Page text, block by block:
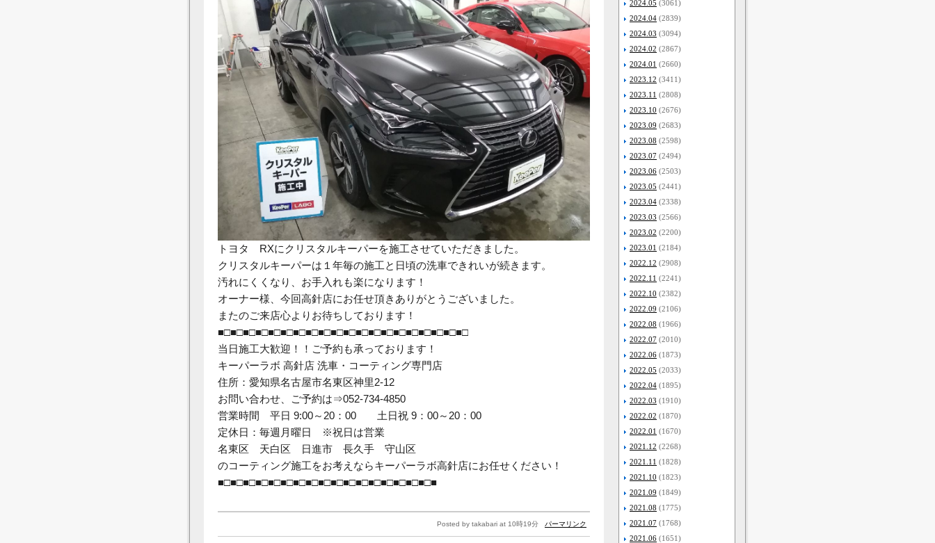
トヨタ RXにクリスタルキーパーを施工させていただきました。
クリスタルキーパーは１年毎の施工と日頃の洗車できれいが続きます。
汚れにくくなり、お手入れも楽になります！
オーナー様、今回高針店にお任せ頂きありがとうございました。
またのご来店心よりお待ちしております！
■□■□■□■□■□■□■□■□■□■□■□■□■□■□■□■□■□■□■□■□
当日施工大歓迎！！ご予約も承っております！
キーパーラボ 高針店 洗車・コーティング専門店
住所：愛知県名古屋市名東区神里2-12
お問い合わせ、ご予約は⇒052-734-4850
営業時間 平日 9:00～20：00 土日祝 9：00～20：00
定休日：毎週月曜日 ※祝日は営業
名東区 天白区 日進市 長久手 守山区
のコーティング施工をお考えならキーパーラボ高針店にお任せください！
■□■□■□■□■□■□■□■□■□■□■□■□■□■□■□■□■□■
Posted by takabari at 10時19分 パーマリンク
2024.05 (3061)
2024.04 (2839)
2024.03 (3094)
2024.02 (2867)
2024.01 (2660)
2023.12 (3411)
2023.11 (2808)
2023.10 (2676)
2023.09 (2683)
2023.08 (2598)
2023.07 (2494)
2023.06 (2503)
2023.05 (2441)
2023.04 (2338)
2023.03 (2566)
2023.02 (2200)
2023.01 (2184)
2022.12 (2908)
2022.11 (2241)
2022.10 (2382)
2022.09 (2106)
2022.08 (1966)
2022.07 (2010)
2022.06 (1873)
2022.05 (2033)
2022.04 (1895)
2022.03 (1910)
2022.02 (1870)
2022.01 (1670)
2021.12 (2268)
2021.11 (1828)
2021.10 (1823)
2021.09 (1849)
2021.08 (1775)
2021.07 (1768)
2021.06 (1651)